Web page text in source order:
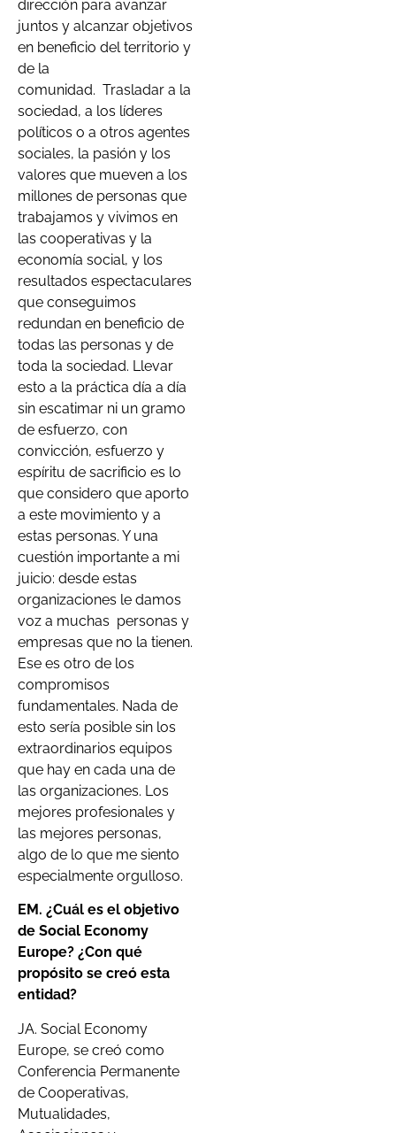
dirección para avanzar
juntos y alcanzar objetivos
en beneficio del territorio y
de la
comunidad. Trasladar a la
sociedad, a los líderes
políticos o a otros agentes
sociales, la pasión y los
valores que mueven a los
millones de personas que
trabajamos y vivimos en
las cooperativas y la
economía social, y los
resultados espectaculares
que conseguimos
redundan en beneficio de
todas las personas y de
toda la sociedad. Llevar
esto a la práctica día a día
sin escatimar ni un gramo
de esfuerzo, con
convicción, esfuerzo y
espíritu de sacrificio es lo
que considero que aporto
a este movimiento y a
estas personas. Y una
cuestión importante a mi
juicio: desde estas
organizaciones le damos
voz a muchas personas y
empresas que no la tienen.
Ese es otro de los
compromisos
fundamentales. Nada de
esto sería posible sin los
extraordinarios equipos
que hay en cada una de
las organizaciones. Los
mejores profesionales y
las mejores personas,
algo de lo que me siento
especialmente orgulloso.
EM. ¿Cuál es el objetivo
de Social Economy
Europe? ¿Con qué
propósito se creó esta
entidad?
JA. Social Economy
Europe, se creó como
Conferencia Permanente
de Cooperativas,
Mutualidades,